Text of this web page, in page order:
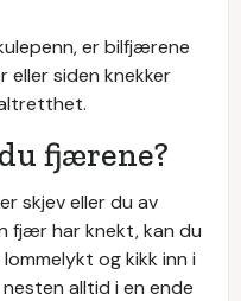
er bilfjærene
eller siden knekker
fjærene?
skjev eller du av
fjær har knekt, kan du
og kikk inn i
alltid i en ende